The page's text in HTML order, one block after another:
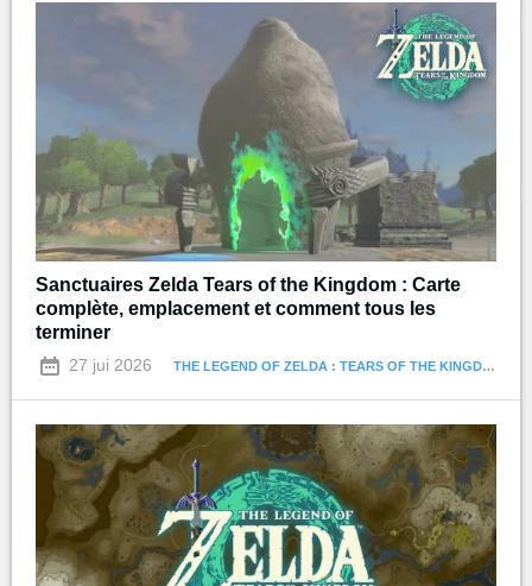
Sanctuaires Zelda Tears of the Kingdom : Carte
complète, emplacement et comment tous les
terminer
27 jui 2026 THE LEGEND OF ZELDA : TEARS OF THE KINGDOM